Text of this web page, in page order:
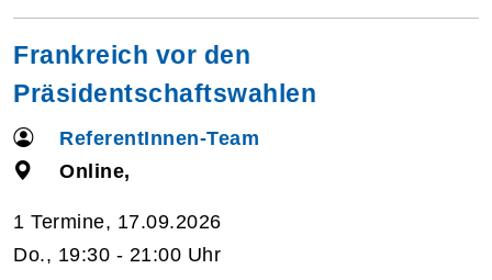
Frankreich vor den
Präsidentschaftswahlen
ReferentInnen-Team
Online,
1 Termine, 17.09.2026
Do., 19:30 - 21:00 Uhr